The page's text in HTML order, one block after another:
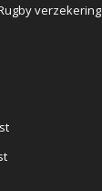
verzekering